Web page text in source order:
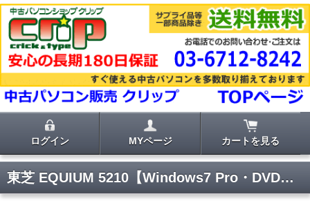
ログイン MYページ カートを見る
東芝 EQUIUM 5210【Windows7 Pro・DVDマルチ】